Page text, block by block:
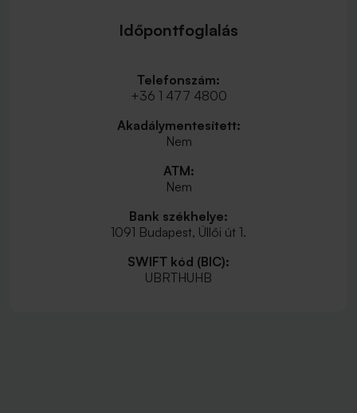
Időpontfoglalás
Telefonszám:
+36 1 477 4800
Akadálymentesített:
Nem
ATM:
Nem
Bank székhelye:
1091 Budapest, Üllői út 1.
SWIFT kód (BIC):
UBRTHUHB